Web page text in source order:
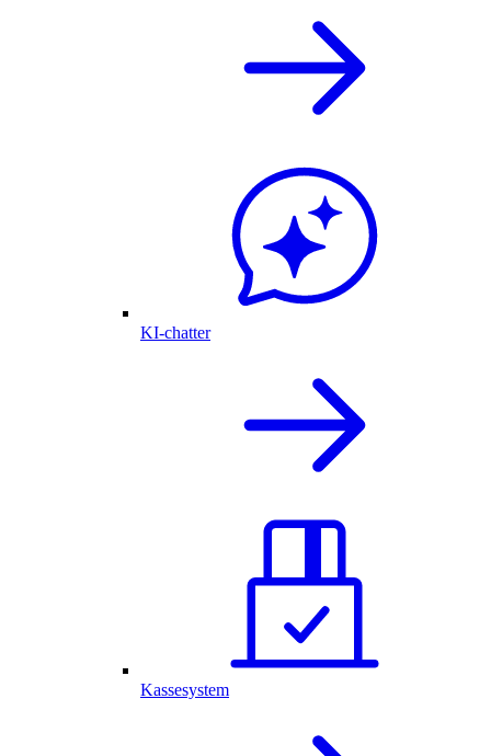
KI-chatter
Kassesystem